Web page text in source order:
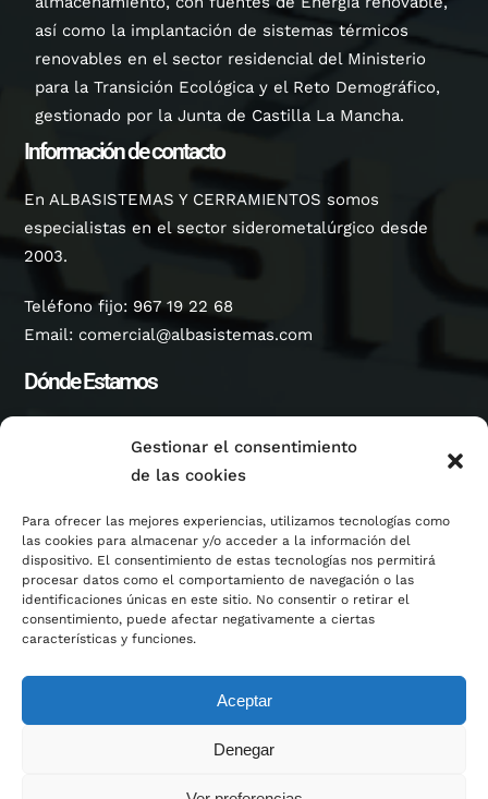
Gestionar el consentimiento
de las cookies
Para ofrecer las mejores experiencias, utilizamos tecnologías como
las cookies para almacenar y/o acceder a la información del
dispositivo. El consentimiento de estas tecnologías nos permitirá
procesar datos como el comportamiento de navegación o las
identificaciones únicas en este sitio. No consentir o retirar el
consentimiento, puede afectar negativamente a ciertas
características y funciones.
Aceptar
Denegar
así como la implantación de sistemas térmicos
renovables en el sector residencial del Ministerio
para la Transición Ecológica y el Reto Demográfico,
gestionado por la Junta de Castilla La Mancha.
Información de contacto
En ALBASISTEMAS Y CERRAMIENTOS somos
especialistas en el sector siderometalúrgico desde
2003.
Teléfono fijo: 967 19 22 68
Email: comercial@albasistemas.com
Dónde Estamos
Parque Empresarial Campollano, Calle B, Número 134,
A.C. 5399, 02007, Albacete, Castilla-La Mancha,
España.
Servicios
Oficina Técnica
Línea de Corte
Corte Láser Fibra
Corte Plasma HD Oxicorte
Perfiladoras